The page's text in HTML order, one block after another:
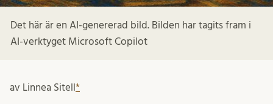
Det här är en AI-genererad bild. Bilden har tagits fram i
AI-verktyget Microsoft Copilot
av Linnea Sitell *